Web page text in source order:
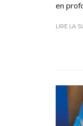
en
LIRE LA